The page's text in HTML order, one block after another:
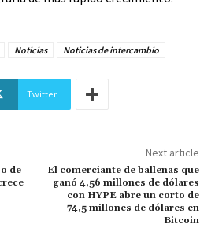
Noticias Noticias de intercambio
Twitter
de
Next article
El comerciante de ballenas que
ganó 4,56 millones de dólares
con HYPE abre un corto de
74,5 millones de dólares en
Bitcoin